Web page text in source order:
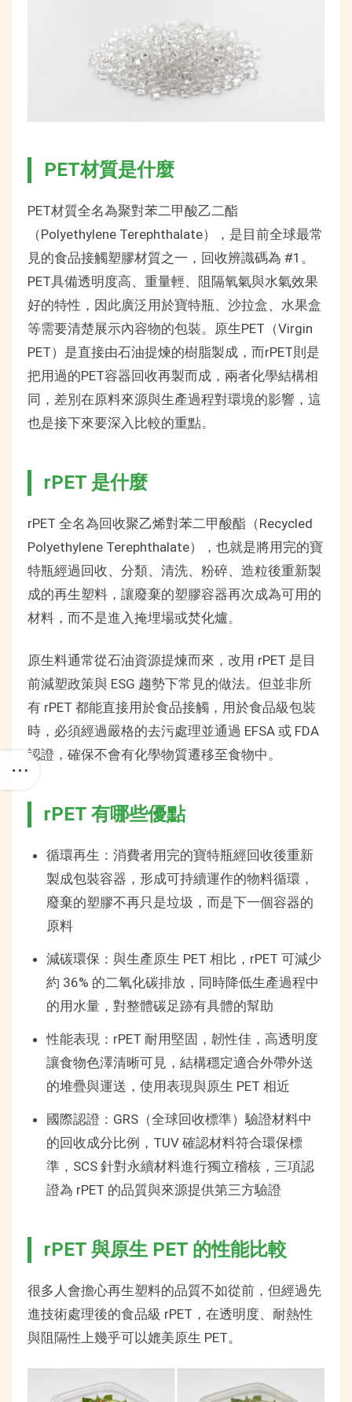
PET材質是什麼
PET材質全名為聚對苯二甲酸乙二酯
（Polyethylene Terephthalate），是目前全球最常
見的食品接觸塑膠材質之一，回收辨識碼為 #1。
PET具備透明度高、重量輕、阻隔氧氣與水氣效果
好的特性，因此廣泛用於寶特瓶、沙拉盒、水果盒
等需要清楚展示內容物的包裝。原生PET（Virgin
PET）是直接由石油提煉的樹脂製成，而rPET則是
把用過的PET容器回收再製而成，兩者化學結構相
同，差別在原料來源與生產過程對環境的影響，這
也是接下來要深入比較的重點。
rPET 是什麼
rPET 全名為回收聚乙烯對苯二甲酸酯（Recycled
Polyethylene Terephthalate），也就是將用完的寶
特瓶經過回收、分類、清洗、粉碎、造粒後重新製
成的再生塑料，讓廢棄的塑膠容器再次成為可用的
材料，而不是進入掩埋場或焚化爐。
原生料通常從石油資源提煉而來，改用 rPET 是目
前減塑政策與 ESG 趨勢下常見的做法。但並非所
有 rPET 都能直接用於食品接觸，用於食品級包裝
時，必須經過嚴格的去污處理並通過 EFSA 或 FDA
認證，確保不會有化學物質遷移至食物中。
rPET 有哪些優點
循環再生：消費者用完的寶特瓶經回收後重新
製成包裝容器，形成可持續運作的物料循環，
廢棄的塑膠不再只是垃圾，而是下一個容器的
原料
減碳環保：與生產原生 PET 相比，rPET 可減少
約 36% 的二氧化碳排放，同時降低生產過程中
的用水量，對整體碳足跡有具體的幫助
性能表現：rPET 耐用堅固，韌性佳，高透明度
讓食物色澤清晰可見，結構穩定適合外帶外送
的堆疊與運送，使用表現與原生 PET 相近
國際認證：GRS（全球回收標準）驗證材料中
的回收成分比例，TUV 確認材料符合環保標
準，SCS 針對永續材料進行獨立稽核，三項認
證為 rPET 的品質與來源提供第三方驗證
rPET 與原生 PET 的性能比較
很多人會擔心再生塑料的品質不如從前，但經過先
進技術處理後的食品級 rPET，在透明度、耐熱性
與阻隔性上幾乎可以媲美原生 PET。